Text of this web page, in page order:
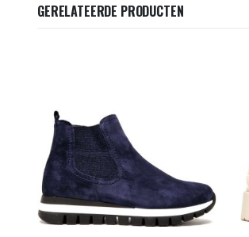
GERELATEERDE PRODUCTEN